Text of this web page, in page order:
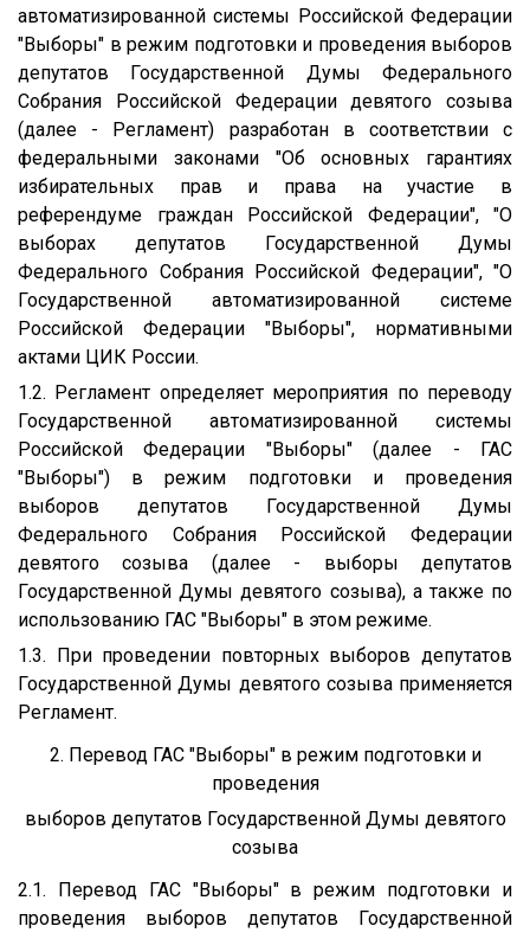
автоматизированной системы Российской Федерации
"Выборы" в режим подготовки и проведения выборов
депутатов Государственной Думы Федерального
Собрания Российской Федерации девятого созыва
(далее - Регламент) разработан в соответствии с
федеральными законами "Об основных гарантиях
избирательных прав и права на участие в
референдуме граждан Российской Федерации", "О
выборах депутатов Государственной Думы
Федерального Собрания Российской Федерации", "О
Государственной автоматизированной системе
Российской Федерации "Выборы", нормативными
актами ЦИК России.
1.2. Регламент определяет мероприятия по переводу
Государственной автоматизированной системы
Российской Федерации "Выборы" (далее - ГАС
"Выборы") в режим подготовки и проведения
выборов депутатов Государственной Думы
Федерального Собрания Российской Федерации
девятого созыва (далее - выборы депутатов
Государственной Думы девятого созыва), а также по
использованию ГАС "Выборы" в этом режиме.
1.3. При проведении повторных выборов депутатов
Государственной Думы девятого созыва применяется
Регламент.
2. Перевод ГАС "Выборы" в режим подготовки и
проведения
выборов депутатов Государственной Думы девятого
созыва
2.1. Перевод ГАС "Выборы" в режим подготовки и
проведения выборов депутатов Государственной